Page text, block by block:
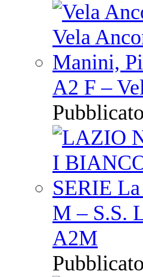
A2 F –
M – S.S.
A2M